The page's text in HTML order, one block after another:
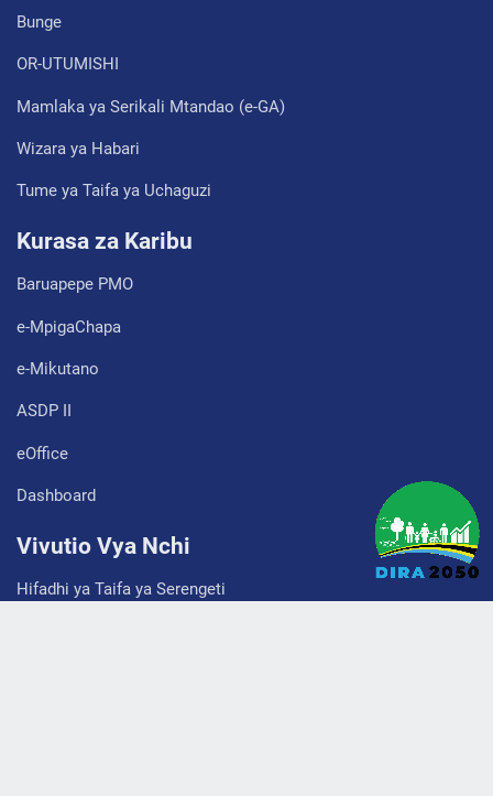
Bunge
OR-UTUMISHI
Mamlaka ya Serikali Mtandao (e-GA)
Wizara ya Habari
Tume ya Taifa ya Uchaguzi
Kurasa za Karibu
Baruapepe PMO
e-MpigaChapa
e-Mikutano
ASDP II
eOffice
Dashboard
Vivutio Vya Nchi
Hifadhi ya Taifa ya Serengeti